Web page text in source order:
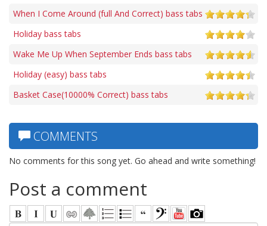
When I Come Around (full And Correct) bass tabs
Holiday bass tabs
Wake Me Up When September Ends bass tabs
Holiday (easy) bass tabs
Basket Case(10000% Correct) bass tabs
COMMENTS
No comments for this song yet. Go ahead and write something!
Post a comment